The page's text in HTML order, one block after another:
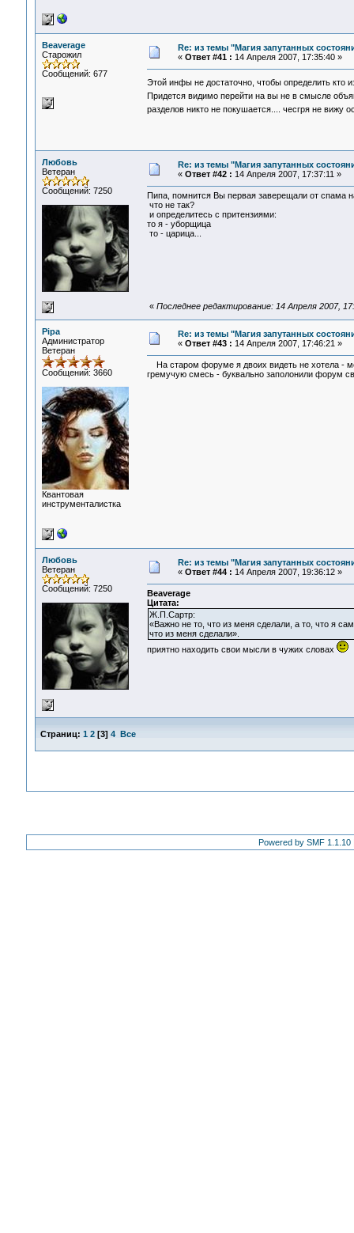
Beaverage
Старожил
Сообщений: 677
Re: из темы "Магия запутанных
« Ответ #41 : 14 Апреля 2007, 17:35:40 »
Этой инфы не достаточно, чтобы определить кто
Придется видимо перейти на вы не в смысле
разделов никто не покушается.... чесгря не вижу
Любовь
Ветеран
Сообщений: 7250
Re: из темы "Магия запутанных
« Ответ #42 : 14 Апреля 2007, 17:37:11 »
Пипа, помнится Вы первая заверещали от спама
что не так?
и определитесь с притензиями:
то я - уборщица
то - царица...
« Последнее редактирование: 14 Апреля 2007,
Pipa
Администратор
Ветеран
Сообщений: 3660
Квантовая
инструменталистка
Re: из темы "Магия запутанных
« Ответ #43 : 14 Апреля 2007, 17:46:21 »
На старом форуме я двоих видеть не хотела -
гремучую смесь - буквально заполонили форум
Любовь
Ветеран
Сообщений: 7250
Re: из темы "Магия запутанных
« Ответ #44 : 14 Апреля 2007, 19:36:12 »
Beaverage
Цитата:
Ж.П.Сартр:
«Важно не то, что из меня сделали, а то, что я
что из меня сделали».
приятно находить свои мысли в чужих словах
Страниц: 1 2[3] 4 Все
Powered by SMF 1.1.10